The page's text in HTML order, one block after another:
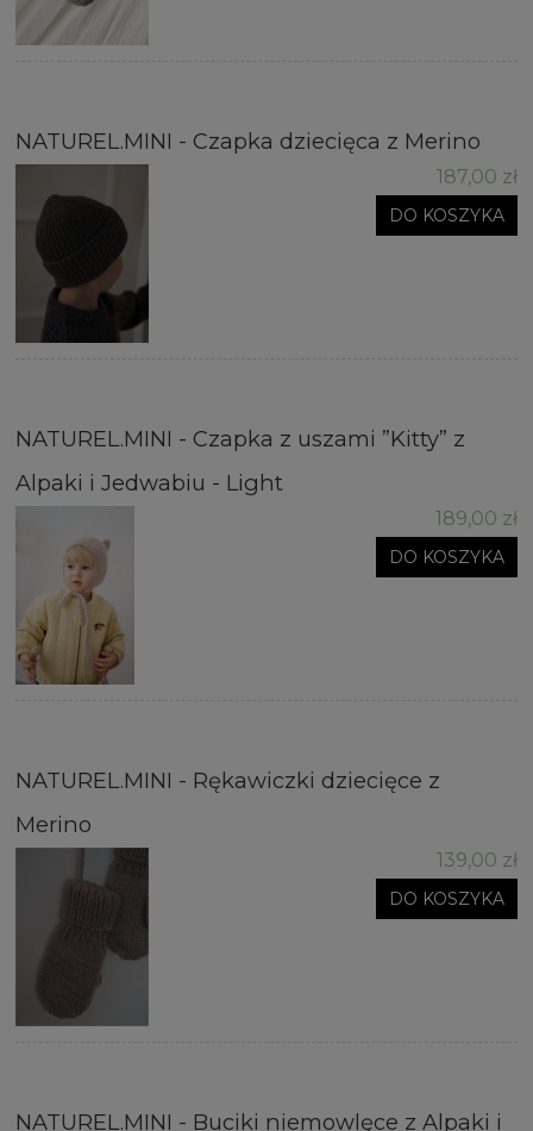
NATUREL.MINI - Czapka dziecięca z Merino
187,00 zł
DO KOSZYKA
NATUREL.MINI - Czapka z uszami ”Kitty” z
Alpaki i Jedwabiu - Light
189,00 zł
DO KOSZYKA
NATUREL.MINI - Rękawiczki dziecięce z
Merino
139,00 zł
DO KOSZYKA
NATUREL.MINI - Buciki niemowlęce z Alpaki i